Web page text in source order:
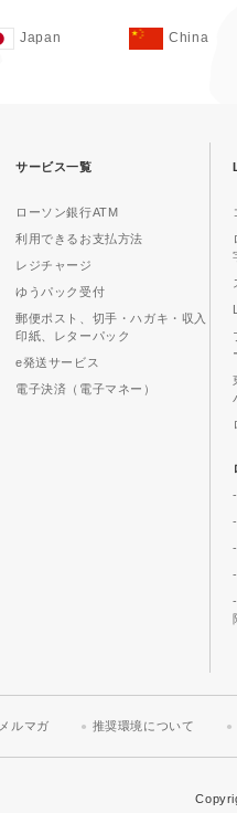
Japan China
サービス一覧
ローソン銀行ATM
利用できるお支払方法
レジチャージ
ゆうパック受付
郵便ポスト、切手・ハガキ・収入
印紙、レターパック
e発送サービス
電子決済（電子マネー）
メルマガ 推奨環境について